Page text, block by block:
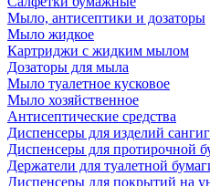
Мыло, антисептики и дозаторы
Мыло жидкое
Картриджи с жидким мылом
Дозаторы для мыла
Мыло туалетное кусковое
Мыло хозяйственное
Антисептические средства
Диспенсеры для изделий
Диспенсеры для протирочной
Держатели для туалетной
Диспенсеры для покрытий на